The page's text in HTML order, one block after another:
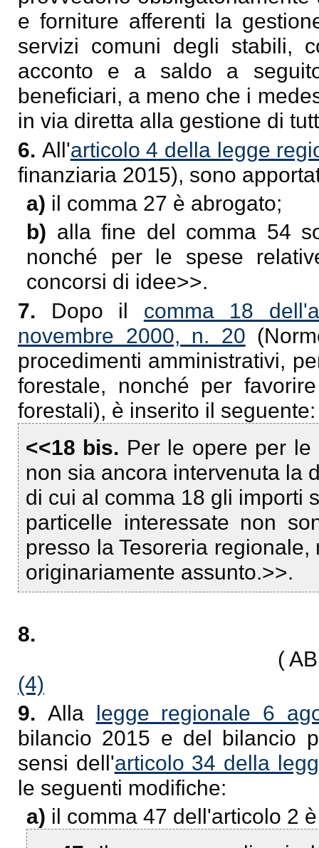
e forniture afferenti la
servizi comuni degli stabili,
acconto e a saldo a
beneficiari, a meno che i
in via diretta alla gestione di
6. All'articolo 4 della legge
finanziaria 2015), sono
a) il comma 27 è abrogato;
b) alla fine del comma 54
nonché per le spese
concorsi di idee>>.
7. Dopo il comma 18
novembre 2000, n. 20
procedimenti amministrativi,
forestale, nonché per
forestali), è inserito il seguente:
<<18 bis. Per le opere per
non sia ancora intervenuta la
di cui al comma 18 gli importi
particelle interessate non
presso la Tesoreria
originariamente assunto.>>.
8.
(
(4)
9. Alla legge regionale 6
bilancio 2015 e del bilancio
sensi dell'articolo 34 della
le seguenti modifiche:
a) il comma 47 dell'articolo 2